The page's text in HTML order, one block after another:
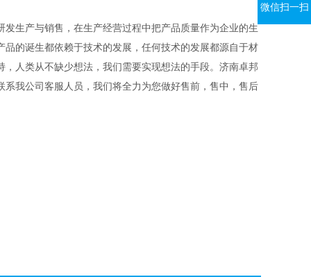
生产与销售，在生产经营过程中把产品质量作为企业的生
的诞生都依赖于技术的发展，任何技术的发展都源自于材
人类从不缺少想法，我们需要实现想法的手段。济南卓邦
系我公司客服人员，我们将全力为您做好售前，售中，售后
微信扫一扫